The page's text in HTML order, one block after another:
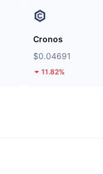
Cronos
$0.04691
11.82%